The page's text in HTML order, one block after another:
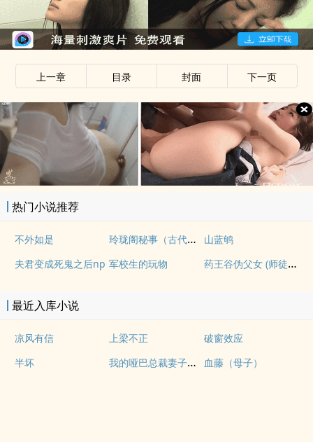
上一章 目录 封面 下一页
热门小说推荐
不外如是 玲珑阁秘事（古代NP）
山蓝鸲
夫君变成死鬼之后np 军校生的玩物 药王谷伪父女 (师徒养成)
最近入库小说
凉风有信 上梁不正
破窗效应
半坏
我的哑巴总裁妻子（双A） 血藤（母子）